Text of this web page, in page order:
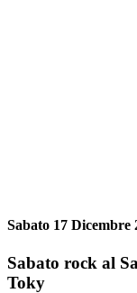
Sabato 17 Dicembre
Sabato rock al
Toky